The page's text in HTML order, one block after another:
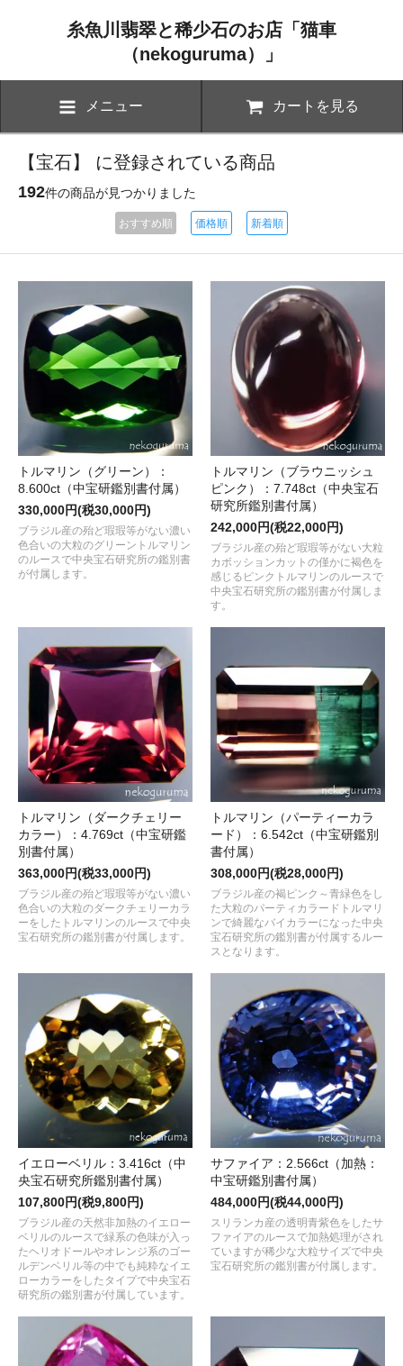
糸魚川翡翠と稀少石のお店「猫車
（nekoguruma）」
メニュー カートを見る
【宝石】 に登録されている商品
192件の商品が見つかりました
おすすめ順 価格順 新着順
トルマリン（グリーン）：
8.600ct（中宝研鑑別書付属）
330,000円(税30,000円)
ブラジル産の殆ど瑕瑕等がない濃い
色合いの大粒のグリーントルマリン
のルースで中央宝石研究所の鑑別書
が付属します。
トルマリン（ブラウニッシュ
ピンク）：7.748ct（中央宝石
研究所鑑別書付属）
242,000円(税22,000円)
ブラジル産の殆ど瑕瑕等がない大粒
カボッションカットの僅かに褐色を
感じるピンクトルマリンのルースで
中央宝石研究所の鑑別書が付属しま
す。
トルマリン（ダークチェリー
カラー）：4.769ct（中宝研鑑
別書付属）
363,000円(税33,000円)
ブラジル産の殆ど瑕瑕等がない濃い
色合いの大粒のダークチェリーカラ
ーをしたトルマリンのルースで中央
宝石研究所の鑑別書が付属します。
トルマリン（パーティーカラ
ード）：6.542ct（中宝研鑑別
書付属）
308,000円(税28,000円)
ブラジル産の褐ピンク～青緑色をし
た大粒のパーティカラードトルマリ
ンで綺麗なバイカラーになった中央
宝石研究所の鑑別書が付属するルー
スとなります。
イエローベリル：3.416ct（中
央宝石研究所鑑別書付属）
107,800円(税9,800円)
ブラジル産の天然非加熱のイエロー
ベリルのルースで緑系の色味が入っ
たヘリオドールやオレンジ系のゴー
ルデンベリル等の中でも純粋なイエ
ローカラーをしたタイプで中央宝石
研究所の鑑別書が付属しています。
サファイア：2.566ct（加熱：
中宝研鑑別書付属）
484,000円(税44,000円)
スリランカ産の透明青紫色をしたサ
ファイアのルースで加熱処理がされ
ていますが稀少な大粒サイズで中央
宝石研究所の鑑別書が付属します。